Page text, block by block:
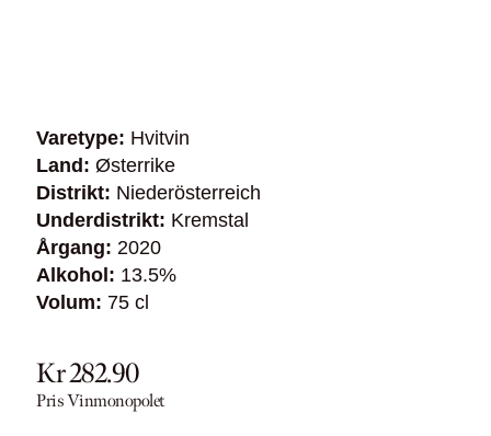
Varetype: Hvitvin
Land: Østerrike
Distrikt: Niederösterreich
Underdistrikt: Kremstal
Årgang: 2020
Alkohol: 13.5%
Volum: 75 cl
Kr 282.90
Pris Vinmonopolet